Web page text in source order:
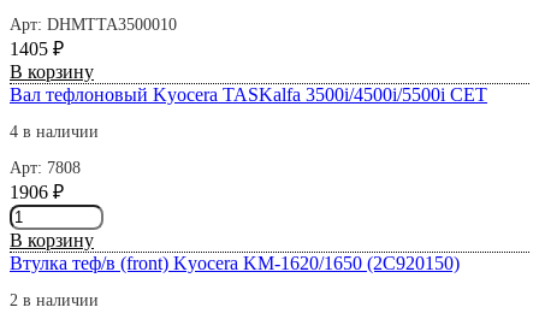
255/305/FS-
6025MFP/6030MFP
СЕТ7805
Арт: DHMTTA3500010
1405 ₽
Количество
товара
тефлоновый
Kyocera
TASKalfa
3500i/4500i/5500i
Bulat
В корзину
Вал тефлоновый Kyocera TASKalfa 3500i/4500i/5500i CET
4 в наличии
Арт: 7808
1906 ₽
Количество
товара
Вал
тефлоновый
Kyocera
В корзину
Втулка теф/в (front) Kyocera KM-1620/1650 (2C920150)
2 в наличии